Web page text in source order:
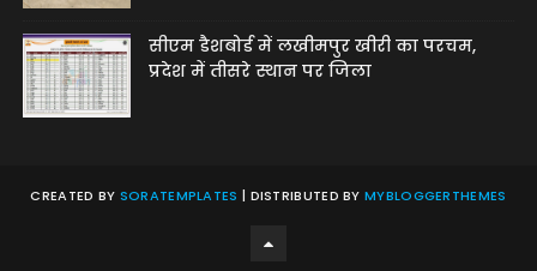
सीएम डैशबोर्ड में लखीमपुर खीरी का परचम,
प्रदेश में तीसरे स्थान पर जिला
CREATED BY SORATEMPLATES | DISTRIBUTED BYMYBLOGGERTHEMES